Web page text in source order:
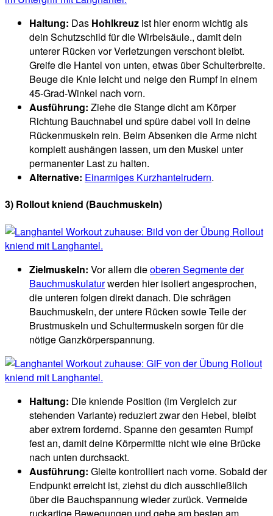
Haltung: Das Hohlkreuz ist hier enorm wichtig als
dein Schutzschild für die Wirbelsäule., damit dein
unterer Rücken vor Verletzungen verschont bleibt.
Greife die Hantel von unten, etwas über Schulterbreite.
Beuge die Knie leicht und neige den Rumpf in einem
45-Grad-Winkel nach vorn.
Ausführung: Ziehe die Stange dicht am Körper
Richtung Bauchnabel und spüre dabei voll in deine
Rückenmuskeln rein. Beim Absenken die Arme nicht
komplett aushängen lassen, um den Muskel unter
permanenter Last zu halten.
Alternative: Einarmiges Kurzhantelrudern.
3) Rollout kniend (Bauchmuskeln)
Zielmuskeln: Vor allem dieoberen Segmente der
Bauchmuskulaturwerden hier isoliert angesprochen,
die unteren folgen direkt danach. Die schrägen
Bauchmuskeln, der untere Rücken sowie Teile der
Brustmuskeln und Schultermuskeln sorgen für die
nötige Ganzkörperspannung.
Haltung: Die kniende Position (im Vergleich zur
stehenden Variante) reduziert zwar den Hebel, bleibt
aber extrem fordernd. Spanne den gesamten Rumpf
fest an, damit deine Körpermitte nicht wie eine Brücke
nach unten durchsackt.
Ausführung: Gleite kontrolliert nach vorne. Sobald der
Endpunkt erreicht ist, ziehst du dich ausschließlich
über die Bauchspannung wieder zurück. Vermeide
ruckartige Bewegungen und gehe am besten am